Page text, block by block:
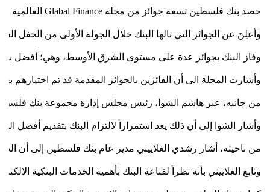
حصد بنك فلسطين تسعة جوائز من مجلة Glabal Finance العالمية للعام 2019 بعد تطويره مجموعة الحلول المصرفية التكنولوجية المبتكرة، وتصميم خدمات متميزة تلبي احتياجات عملائه على اختلاف شرائحهم خلال السنوات القليلة الماضية للتسهيل على عملائه. حيث قُدِمَت هذه الخدمات عبر نوافذه الإلكترونية التي كرست رياديته في العمل المصرفي،
وأُعلِنَ عن الجوائز التي نالها البنك خلال الجولة الأولى من الحفل
وفاز البنك بجوائز عدة على مستوى الشرق الأوسط، وهي؛ أفضل بنك
وأشارت المجلة الى أن الفائزين بالجوائز المقدمة قد تم اختيارهم
من جانبه، عبر هاشم الشوا، رئيس مجلس إدارة مجموعة بنك فلسطين
وأشار الشوا إلى أن ذلك يعد استمراراً لالتزام البنك بتقديم
من ناحيته، أشار رشدي الغلاييني مدير عام بنك فلسطين إلى أن
وتابع الغلاييني بأنه نظراً لقناعة البنك بأهمية الخدمات